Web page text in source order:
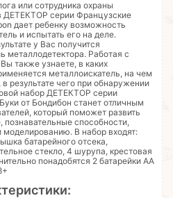
или сотрудника охраны
ДЕТЕКТОР серии Французские
дает ребенку возможность
и испытать его на деле.
у Вас получится
Работая с
также узнаете, в каких
металлоискатель, на чем
результате чего при обнаружении
набор ДЕТЕКТОР серии
от Бондибон станет отличным
который поможет развить
способности,
моделированию. В набор входят:
батарейного отсека,
стекло, 4 шурупа, крестовая
понадобятся 2 батарейки АА